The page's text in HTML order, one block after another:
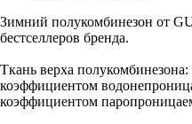
Зимний полукомбинезон от
бестселлеров бренда.
Ткань верха
коэффициентом
коэффициентом